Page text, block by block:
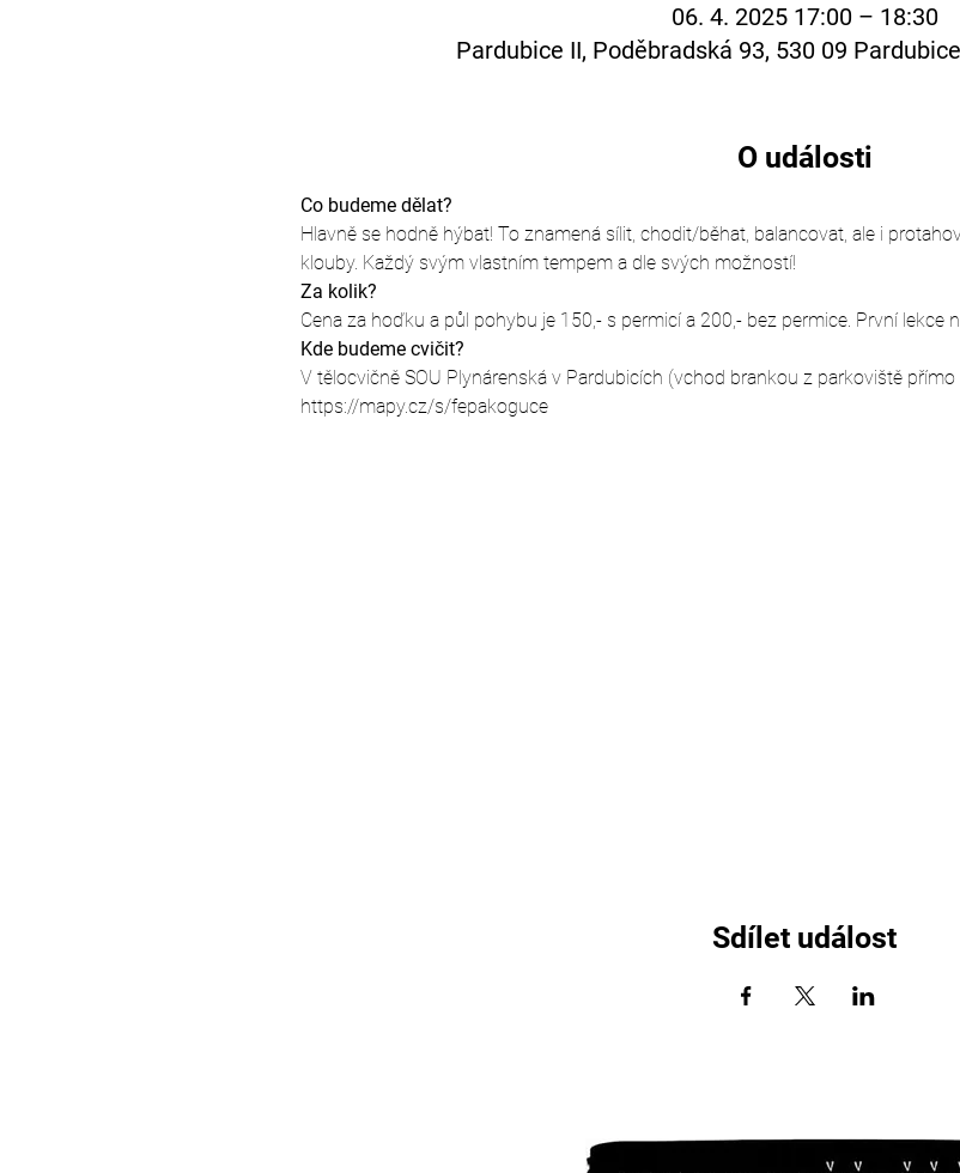
06. 4. 2025 17:00 – 18:30
Pardubice II, Poděbradská 93, 530 09
O události
Co budeme dělat?
Hlavně se hodně hýbat! To znamená sílit, chodit/běhat, balancovat, ale i
klouby. Každý svým vlastním tempem a dle svých možností!
Za kolik?
Cena za hoďku a půl pohybu je 150,- s permicí a 200,- bez permice. První lekce
Kde budeme cvičit?
V tělocvičně SOU Plynárenská v Pardubicích (vchod brankou z parkoviště
https://mapy.cz/s/fepakoguce
Sdílet událost